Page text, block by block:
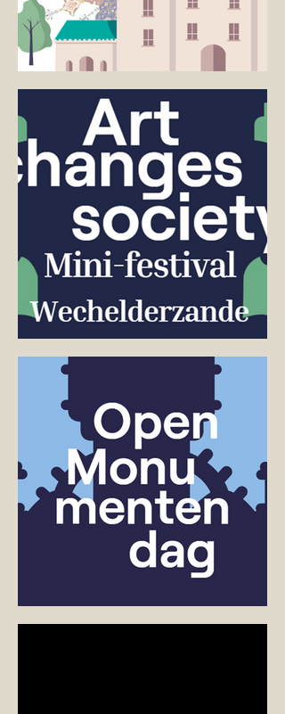
SHARE
Mini-festival 'L'arte cambia la società'
Giornata dei monumenti aperti 2025